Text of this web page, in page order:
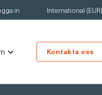
in International (EUR)
Kontakta oss